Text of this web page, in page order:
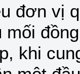
đơn vị
mối
khi